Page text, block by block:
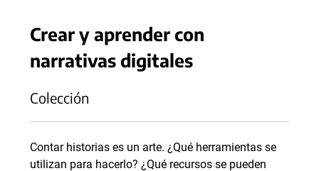
Crear y aprender con
narrativas digitales
Colección
Contar historias es un arte. ¿Qué herramientas se
utilizan para hacerlo? ¿Qué recursos se pueden